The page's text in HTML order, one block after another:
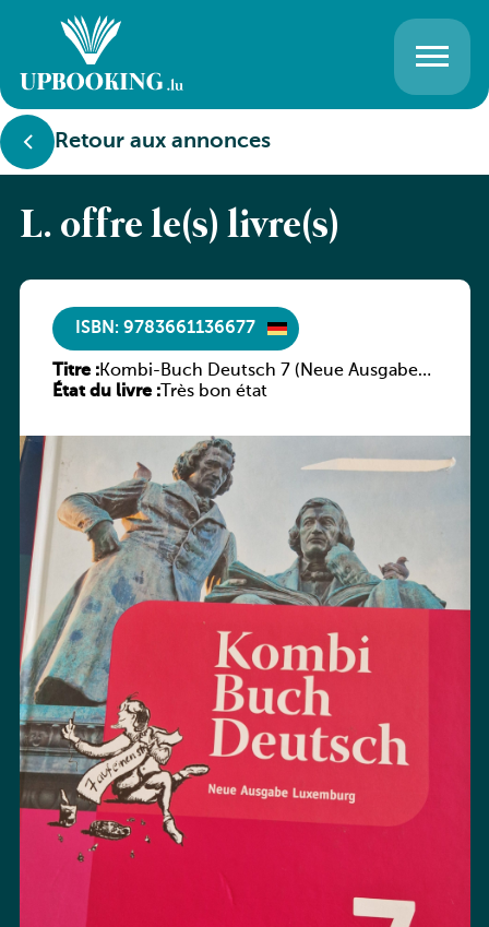
Retour aux annonces
L. offre le(s) livre(s)
ISBN: 9783661136677
Titre :Kombi-Buch Deutsch 7 (Neue Ausgabe
Luxemburg)
État du livre :Très bon état